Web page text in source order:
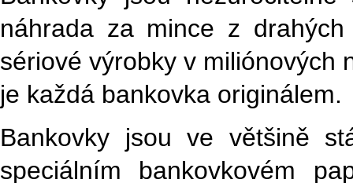
náhrada za mince z
sériové výrobky v miliónových
je každá bankovka originálem.
Bankovky jsou ve většině
speciálním bankovkovém